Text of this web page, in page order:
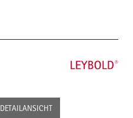
DETAILANSICHT